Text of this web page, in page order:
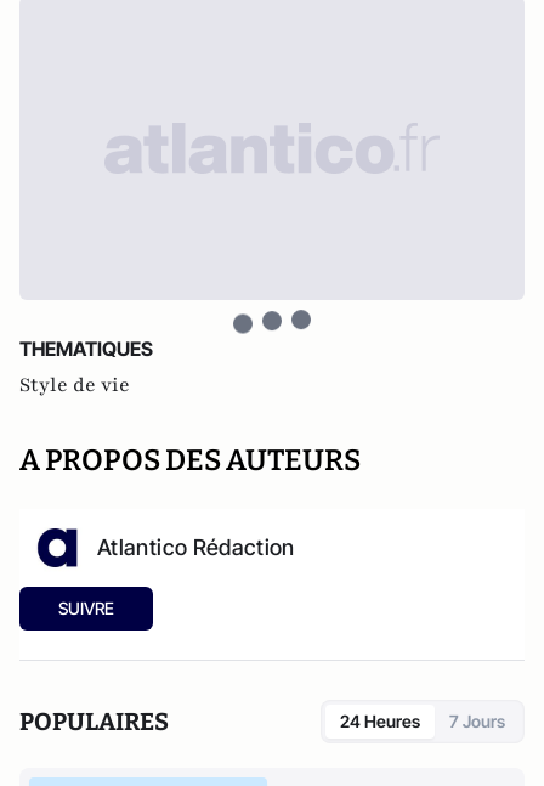
THEMATIQUES
Style de vie
A PROPOS DES AUTEURS
Atlantico Rédaction
SUIVRE
POPULAIRES 24 Heures 7 Jours